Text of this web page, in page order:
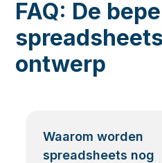
FAQ: De
ontwerp
Waarom worden
spreadsheets nog